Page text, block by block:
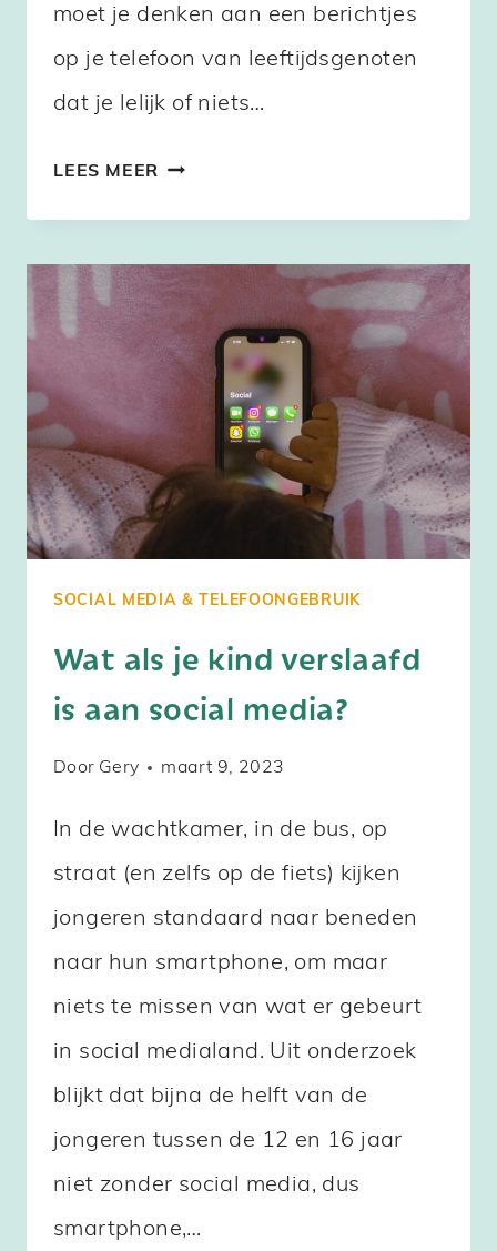
moet je denken aan een berichtjes
op je telefoon van leeftijdsgenoten
dat je lelijk of niets…
LEES MEER WAT
EN
WAT
KUN
ERAAN
SOCIAL MEDIA & TELEFOONGEBRUIK
Wat als je kind verslaafd
is aan social media?
Door Gery maart 9, 2023
In de wachtkamer, in de bus, op
straat (en zelfs op de fiets) kijken
jongeren standaard naar beneden
naar hun smartphone, om maar
niets te missen van wat er gebeurt
in social medialand. Uit onderzoek
blijkt dat bijna de helft van de
jongeren tussen de 12 en 16 jaar
niet zonder social media, dus
smartphone,…